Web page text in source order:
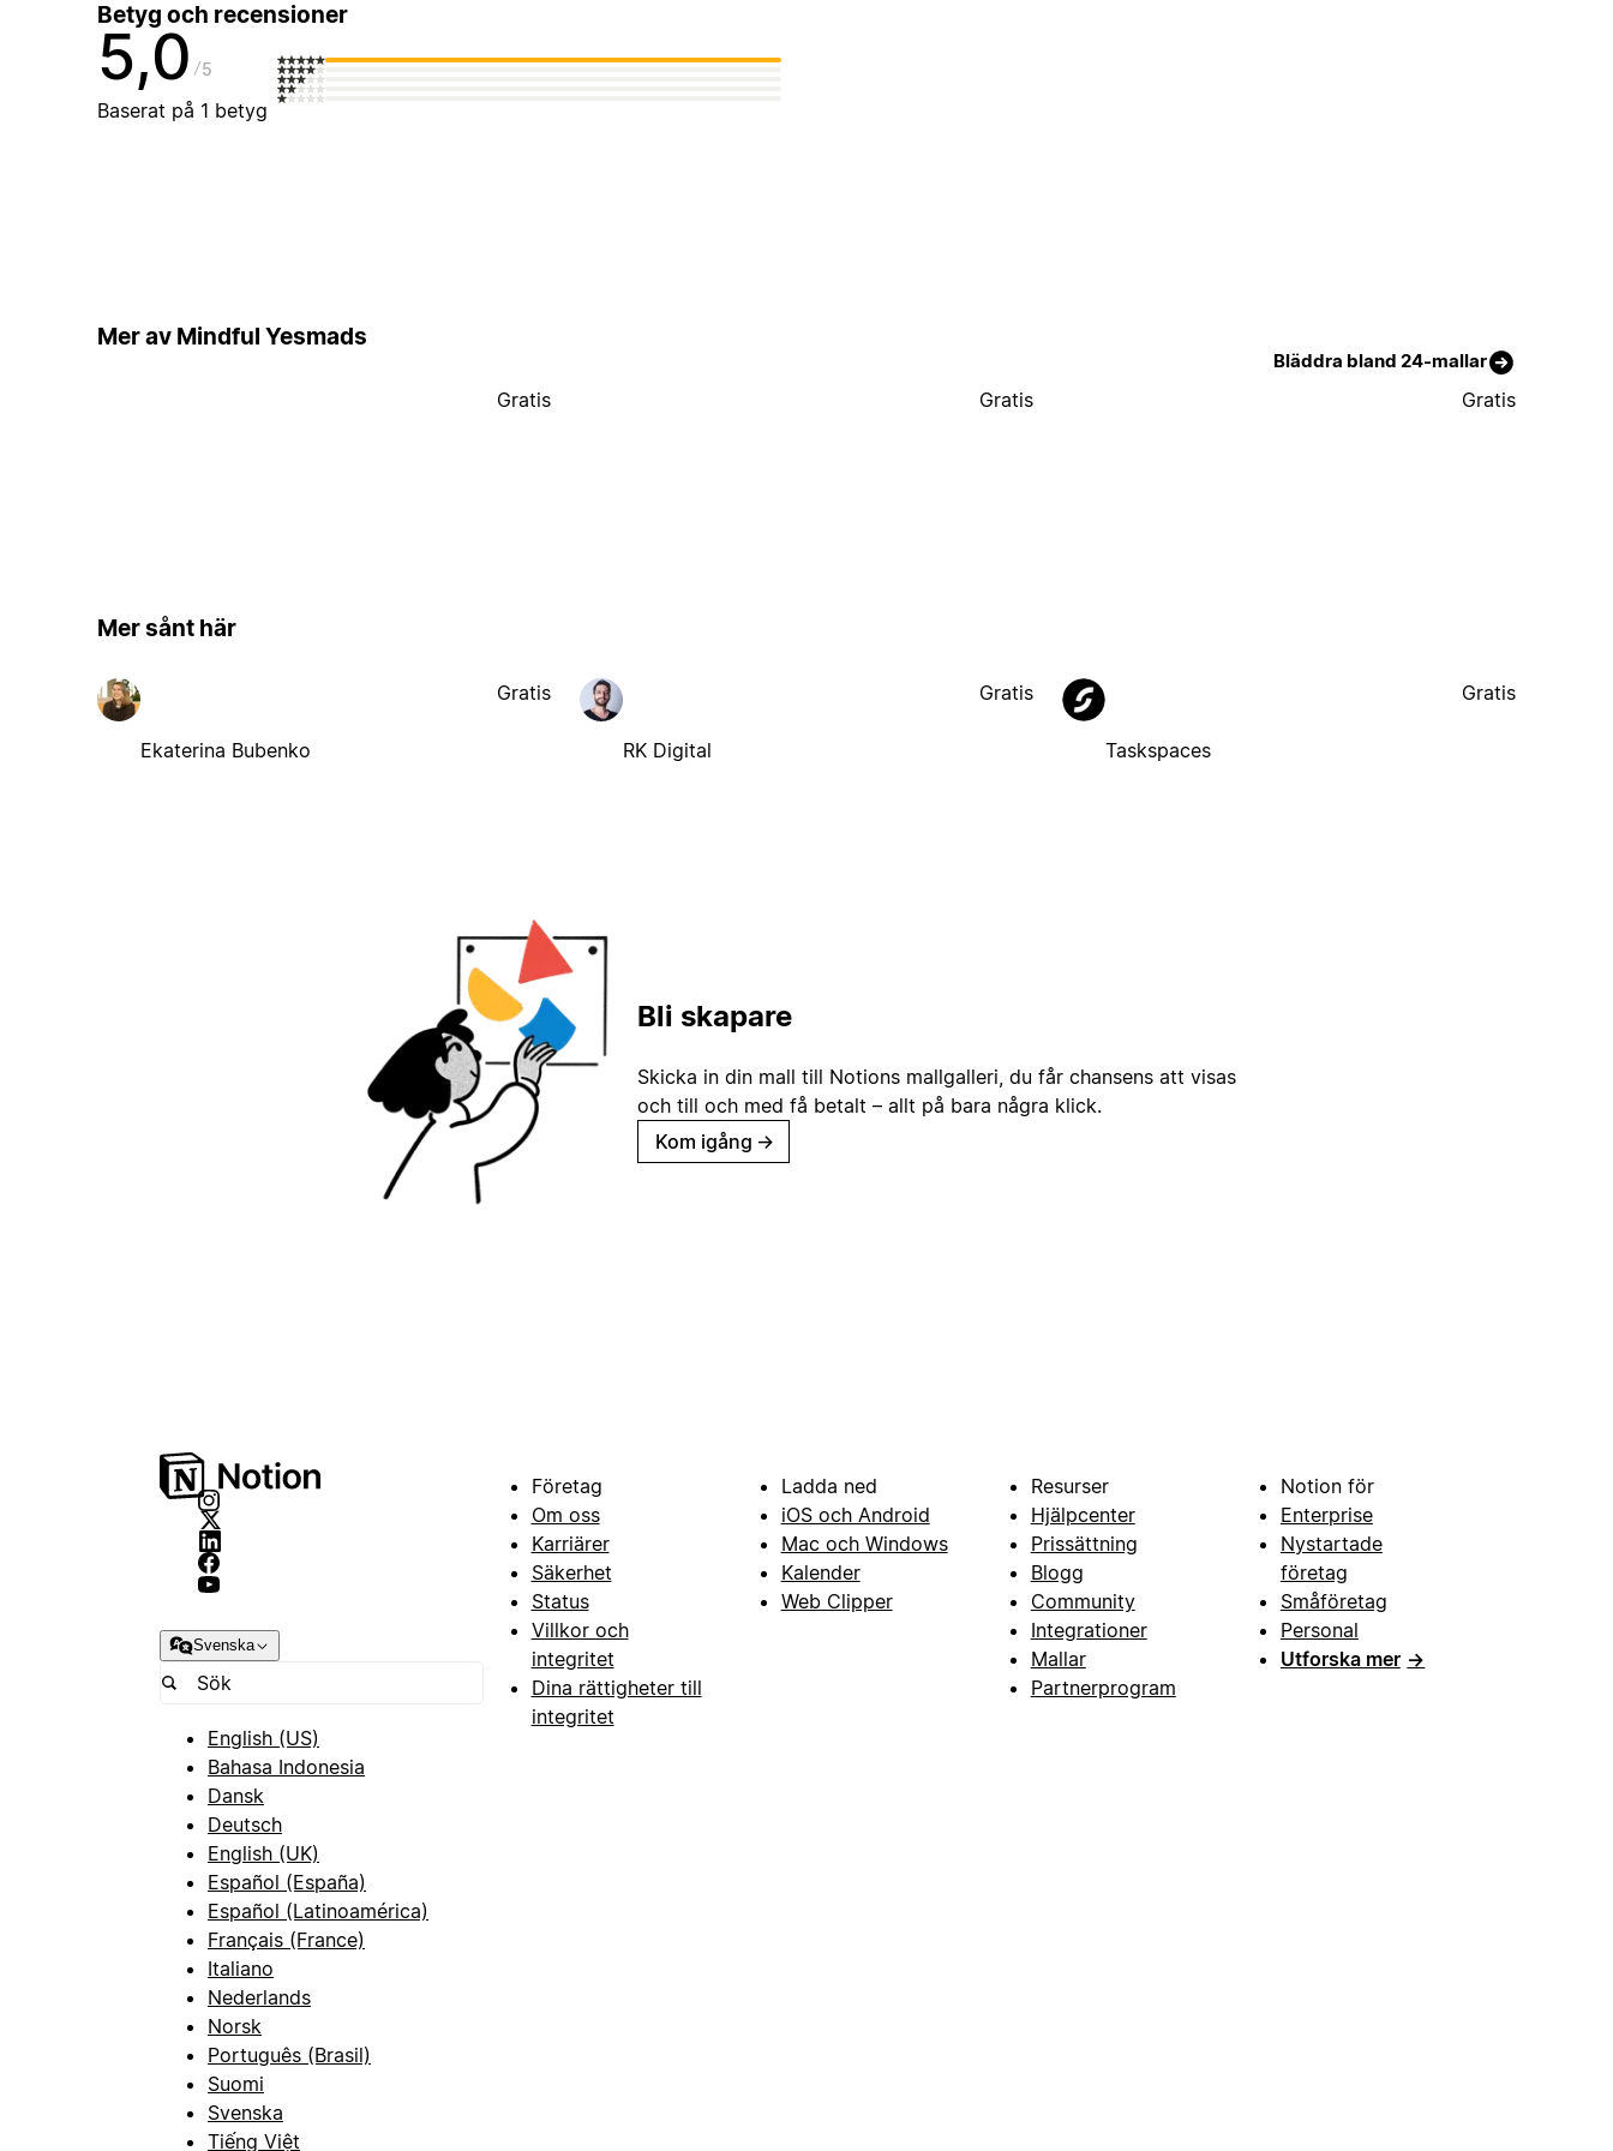
Betyg och recensioner
5,0 5
Baserat på 1 betyg
Mer av Mindful Yesmads
Bläddra bland 24-mallar
Gratis Gratis Gratis
Mer sånt här
Ekaterina Bubenko
Gratis
RK Digital
Gratis
Taskspaces
Gratis
Bli skapare
Skicka in din mall till Notions mallgalleri, du får chansens att visas
och till och med få betalt – allt på bara några klick.
Kom igång →
Svenska
English (US)
Bahasa Indonesia
Dansk
Deutsch
English (UK)
Español (España)
Español (Latinoamérica)
Français (France)
Italiano
Nederlands
Norsk
Português (Brasil)
Suomi
Svenska
Tiếng Việt
Företag
Om oss
Karriärer
Säkerhet
Status
Villkor och
integritet
Dina rättigheter till
integritet
Ladda ned
iOS och Android
Mac och Windows
Kalender
Web Clipper
Resurser
Hjälpcenter
Prissättning
Blogg
Community
Integrationer
Mallar
Partnerprogram
Notion för
Enterprise
Nystartade
företag
Småföretag
Personal
Utforska mer →